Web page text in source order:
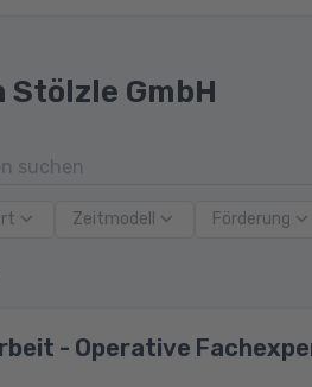
Stölzle GmbH
Zeitmodell Förderung
- Operative